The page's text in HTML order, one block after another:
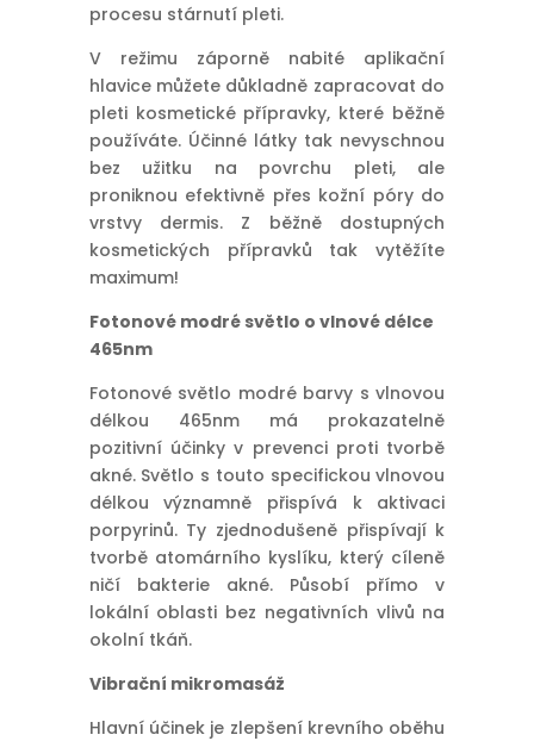
procesu stárnutí pleti.
V režimu záporně nabité aplikační
hlavice můžete důkladně zapracovat do
pleti kosmetické přípravky, které běžně
používáte. Účinné látky tak nevyschnou
bez užitku na povrchu pleti, ale
proniknou efektivně přes kožní póry do
vrstvy dermis. Z běžně dostupných
kosmetických přípravků tak vytěžíte
maximum!
Fotonové modré světlo o vlnové délce
465nm
Fotonové světlo modré barvy s vlnovou
délkou 465nm má prokazatelně
pozitivní účinky v prevenci proti tvorbě
akné. Světlo s touto specifickou vlnovou
délkou významně přispívá k aktivaci
porpyrinů. Ty zjednodušeně přispívají k
tvorbě atomárního kyslíku, který cíleně
ničí bakterie akné. Působí přímo v
lokální oblasti bez negativních vlivů na
okolní tkáň.
Vibrační mikromasáž
Hlavní účinek je zlepšení krevního oběhu